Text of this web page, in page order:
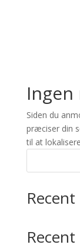
Siden du
præciser din
til at